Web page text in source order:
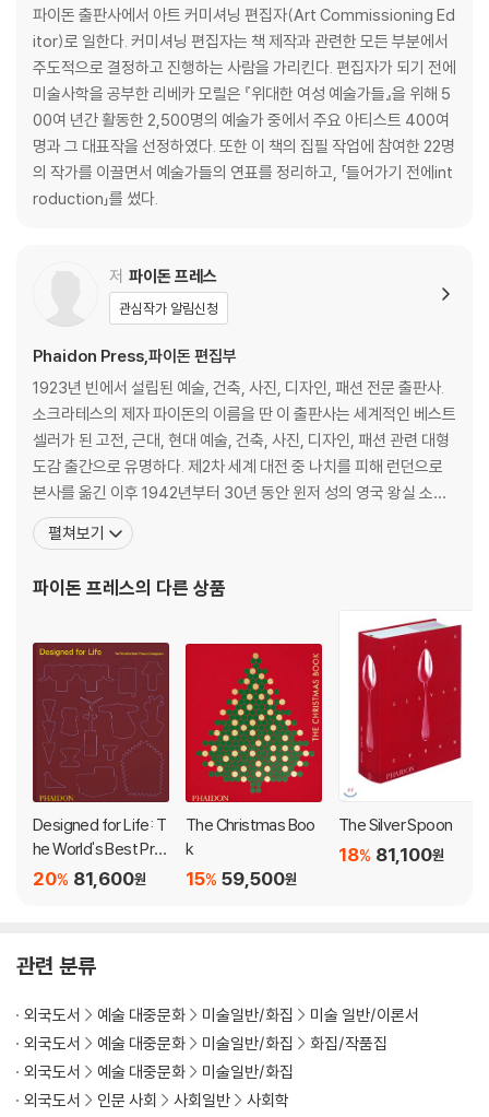
here by a key artwork and short text. This essential volume re
veals a parallel yet equally engaging history of art for an age t
hat champions a greater diversity of voices.
"Real changes are upon us, and today one can reel off the nam
es of a number of first-rate women artists. Nevertheless, wo
men are just getting started."?The New Yorker
파이돈 출판사에서 아트 커미셔닝 편집자(Art Commissioning Ed
itor)로 일한다. 커미셔닝 편집자는 책 제작과 관련한 모든 부분에서
주도적으로 결정하고 진행하는 사람을 가리킨다. 편집자가 되기 전에
미술사학을 공부한 리베카 모릴은 『위대한 여성 예술가들』을 위해 5
00여 년간 활동한 2,500명의 예술가 중에서 주요 아티스트 400여
명과 그 대표작을 선정하였다. 또한 이 책의 집필 작업에 참여한 22명
의 작가를 이끌면서 예술가들의 연표를 정리하고, 「들어가기 전에int
roduction」를 썼다.
저 파이돈 프레스
관심작가 알림신청
Phaidon Press,파이돈 편집부
1923년 빈에서 설립된 예술, 건축, 사진, 디자인, 패션 전문 출판사.
소크라테스의 제자 파이돈의 이름을 딴 이 출판사는 세계적인 베스트
셀러가 된 고전, 근대, 현대 예술, 건축, 사진, 디자인, 패션 관련 대형
도감 출간으로 유명하다. 제2차 세계 대전 중 나치를 피해 런던으로
본사를 옮긴 이후 1942년부터 30년 동안 윈저 성의 영국 왕실 소장
품 도록을 제작했고, 우리나라에서는 미술 관련 전공자들의 필독서
인 에른스트 곰브리치의 『서양 미술사』(1950년 첫 출간)를 출간한
시장에서도 주요 출판사로
펼쳐보기
파이돈 프레스의 다른 상품
Designed for Life: T
he World's Best Pro
duct Designers
81,600원
20%
The Christmas Boo
k
59,500원
15%
The Silver Spoon
81,100원
18%
관련 분류
외국도서 예술 대중문화 미술일반/화집
미술 일반/이론서
외국도서
예술 대중문화 미술일반/화집
화집/작품집
외국도서
예술 대중문화
미술일반/화집
외국도서
인문 사회 사회일반
사회학